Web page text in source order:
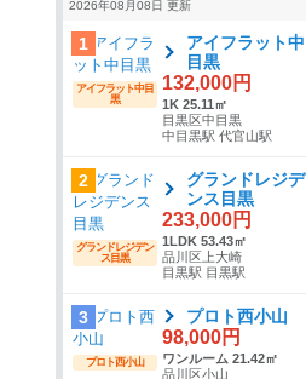
2026年08月08日 更新
1
アイフラット中目
黒
アイフラット中
目黒
132,000円
1K 25.11㎡
目黒区中目黒
中目黒駅 代官山駅
2
グランドレジデン
ス目黒
グランドレジデ
ンス目黒
233,000円
1LDK 53.43㎡
品川区上大崎
目黒駅 目黒駅
3
プロト西小山
プロト西小山
98,000円
ワンルーム 21.42㎡
品川区小山